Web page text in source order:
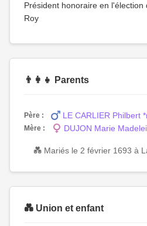
Président honoraire en l'élection
Roy
👨‍👩‍👧 Parents
Père : LE CARLIER Philbert
Mère :
DUJON Marie
💑 Mariés le 2 février 1693 à
💑 Union et enfant